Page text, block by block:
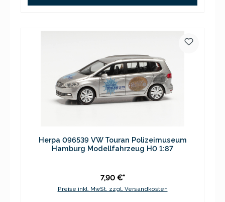
Herpa 096539 VW Touran Polizeimuseum
Hamburg Modellfahrzeug H0 1:87
7,90 €*
Preise inkl. MwSt. zzgl. Versandkosten